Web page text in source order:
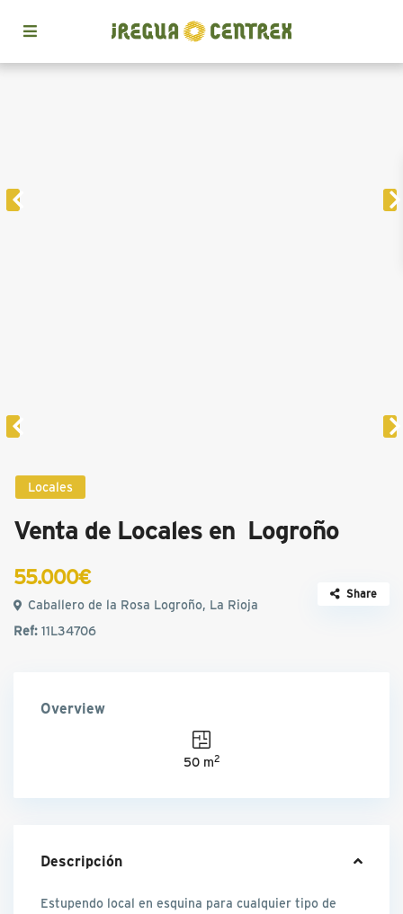
Locales
Venta de Locales en Logroño
55.000€
Caballero de la Rosa Logroño, La Rioja
Ref:11L34706
Share
Overview
50 m2
Descripción
Estupendo local en esquina para cualquier tipo de